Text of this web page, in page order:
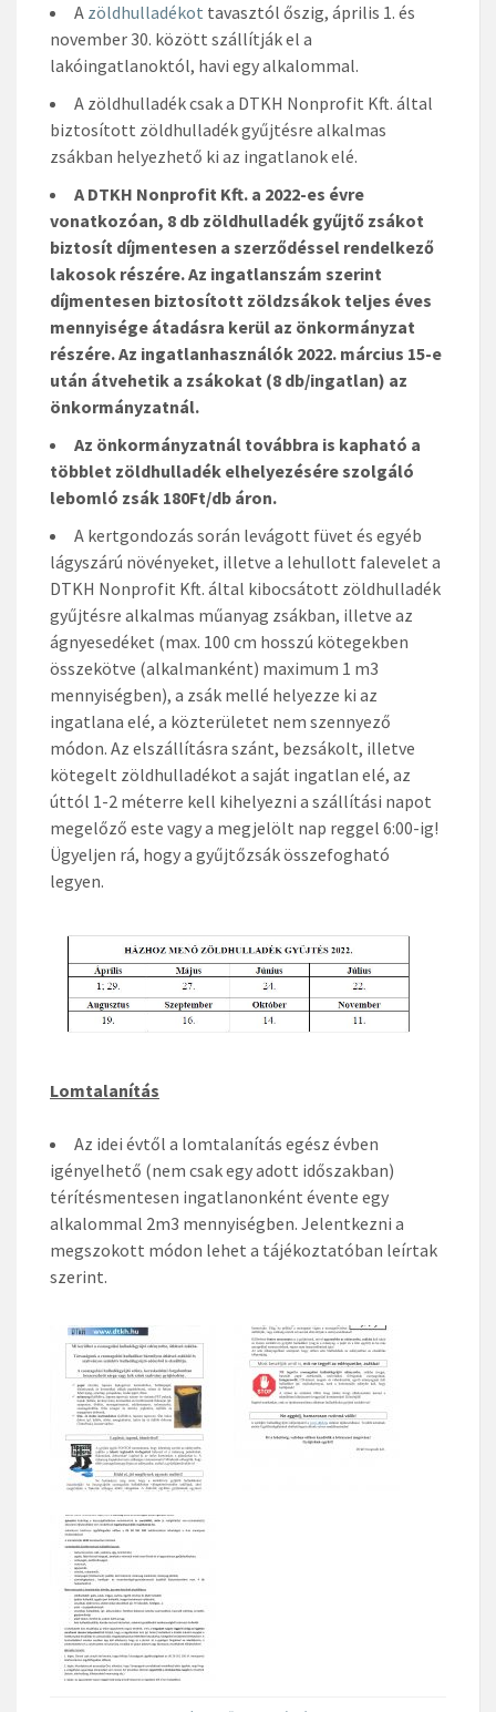
A zöldhulladékot tavasztól őszig, április 1. és
november 30. között szállítják el a
lakóingatlanoktól, havi egy alkalommal.
A zöldhulladék csak a DTKH Nonprofit Kft. által
biztosított zöldhulladék gyűjtésre alkalmas
zsákban helyezhető ki az ingatlanok elé.
A DTKH Nonprofit Kft. a 2022-es évre
vonatkozóan, 8 db zöldhulladék gyűjtő zsákot
biztosít díjmentesen a szerződéssel rendelkező
lakosok részére. Az ingatlanszám szerint
díjmentesen biztosított zöldzsákok teljes éves
mennyisége átadásra kerül az önkormányzat
részére. Az ingatlanhasználók 2022. március 15-e
után átvehetik a zsákokat (8 db/ingatlan) az
önkormányzatnál.
Az önkormányzatnál továbbra is kapható a
többlet zöldhulladék elhelyezésére szolgáló
lebomló zsák 180Ft/db áron.
A kertgondozás során levágott füvet és egyéb
lágyszárú növényeket, illetve a lehullott falevelet a
DTKH Nonprofit Kft. által kibocsátott zöldhulladék
gyűjtésre alkalmas műanyag zsákban, illetve az
ágnyesedéket (max. 100 cm hosszú kötegekben
összekötve (alkalmanként) maximum 1 m3
mennyiségben), a zsák mellé helyezze ki az
ingatlana elé, a közterületet nem szennyező
módon. Az elszállításra szánt, bezsákolt, illetve
kötegelt zöldhulladékot a saját ingatlan elé, az
úttól 1-2 méterre kell kihelyezni a szállítási napot
megelőző este vagy a megjelölt nap reggel 6:00-ig!
Ügyeljen rá, hogy a gyűjtőzsák összefogható
legyen.
Lomtalanítás
Az idei évtől a lomtalanítás egész évben
igényelhető (nem csak egy adott időszakban)
térítésmentesen ingatlanonként évente egy
alkalommal 2m3 mennyiségben. Jelentkezni a
megszokott módon lehet a tájékoztatóban leírtak
szerint.